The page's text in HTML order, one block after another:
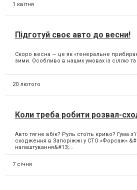
1 квітня
Підготуй своє авто до весни!
Скоро весна — це як «генеральне
зими. Особливо в наших умовах із сіллю та
20 лютого
Коли треба робити розвал-
Авто тягне вбік? Руль стоїть криво? Гума
сходження в Запоріжжі у СТО «Форсаж»
налаштування&#13;...
7 січня